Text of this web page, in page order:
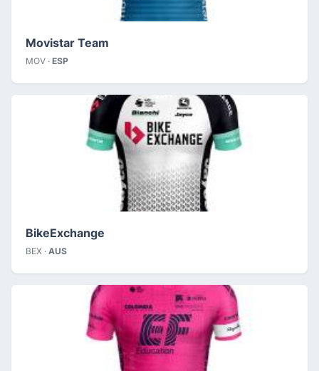
Movistar Team
MOV · ESP
BikeExchange
BEX · AUS